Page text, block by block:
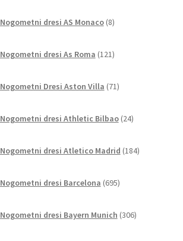
Nogometni dresi AS Monaco 8izdelkov
Nogometni dresi As Roma 121izdelkov
Nogometni Dresi Aston Villa 71izdelkov
Nogometni dresi Athletic Bilbao 24izdelkov
Nogometni dresi Atletico Madrid 184izdelkov
Nogometni dresi Barcelona 695izdelkov
Nogometni dresi Bayern Munich 306izdelkov